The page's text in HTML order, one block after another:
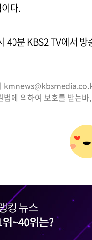
다.
40분 KBS2 TV에서 방
에 의하여 보호를 받는